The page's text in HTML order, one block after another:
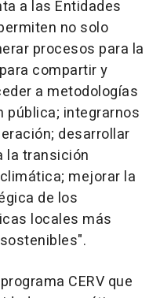
a las Entidades
no solo
procesos para la
compartir y
a metodologías
pública; integrarnos
desarrollar
la transición
mejorar la
de los
locales más
CERV que